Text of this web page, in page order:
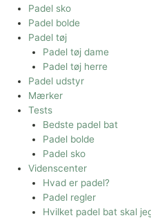
Padel sko
Padel bolde
Padel tøj
Padel tøj dame
Padel tøj herre
Padel udstyr
Mærker
Tests
Bedste padel bat
Padel bolde
Padel sko
Videnscenter
Hvad er padel?
Padel regler
Hvilket padel bat skal